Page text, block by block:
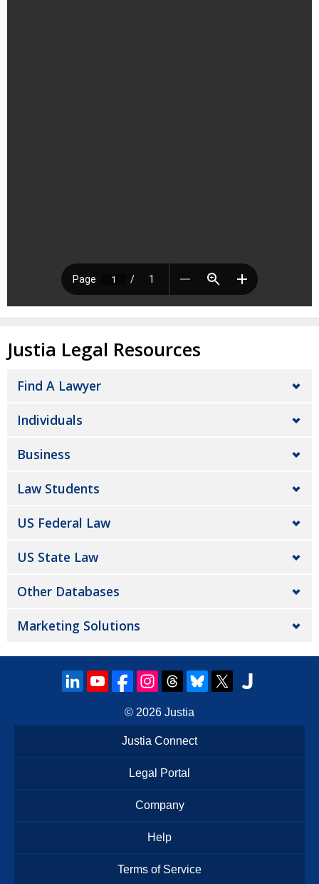
Justia Legal Resources
Find A Lawyer
Individuals
Business
Law Students
US Federal Law
US State Law
Other Databases
Marketing Solutions
© 2026 Justia
Justia Connect
Legal Portal
Company
Help
Terms of Service